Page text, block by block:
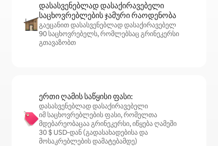
დასასვენებლად დასაქირავებელი
საცხოვრებლების ჯამური რაოდენობა
გაეცანით დასასვენებლად დასაქირავებელ
90 საცხოვრებელს, რომლებსაც გრინეკერსი
გთავაზობთ
ერთი ღამის საწყისი ფასი:
დასასვენებლად დასაქირავებელი
იმ საცხოვრებლების ფასი, რომელთა
მდებარეობაცაა გრინეკერსი, იწყება ღამეში
30 $ USD‑დან (გადასახადებისა და
მოსაკრებლების დამატებამდე)